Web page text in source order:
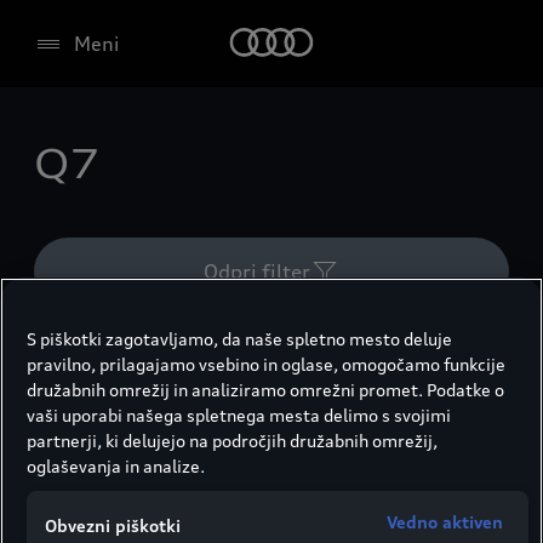
Meni
Q7
Odpri filter
Rezultati (1)
S piškotki zagotavljamo, da naše spletno mesto deluje
pravilno, prilagajamo vsebino in oglase, omogočamo funkcije
družabnih omrežij in analiziramo omrežni promet. Podatke o
vaši uporabi našega spletnega mesta delimo s svojimi
partnerji, ki delujejo na področjih družabnih omrežij,
oglaševanja in analize.
Obvezni piškotki Vedno aktiven